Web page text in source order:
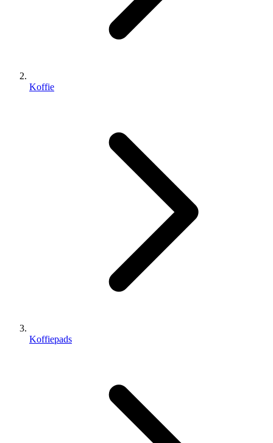
Koffie
Koffiepads